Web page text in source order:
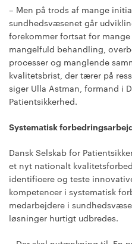
– Men på trods af mange
sundhedsvæsenet går
forekommer fortsat for
mangelfuld behandling,
processer og manglende
kvalitetsbrist, der tærer på
siger Ulla Astman, formand i
Patientsikkerhed.
Systematisk
Dansk Selskab for
et nyt nationalt
identificere og teste
kompetencer i systematisk
medarbejdere i
løsninger hurtigt udbredes.